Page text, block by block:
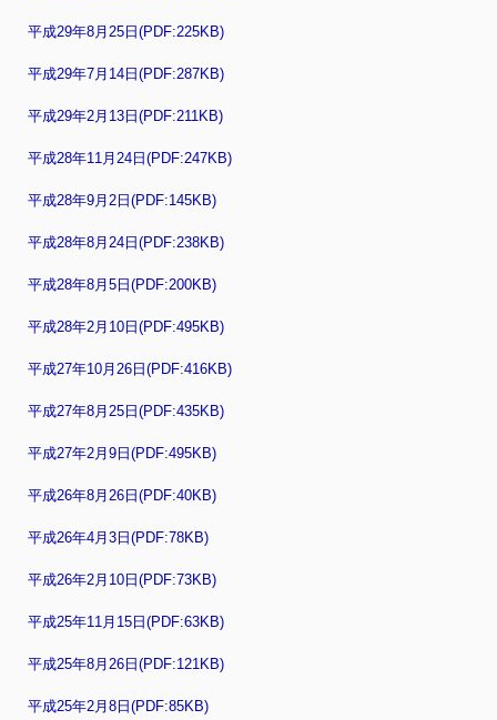
平成29年8月25日(PDF:225KB)
平成29年7月14日(PDF:287KB)
平成29年2月13日(PDF:211KB)
平成28年11月24日(PDF:247KB)
平成28年9月2日(PDF:145KB)
平成28年8月24日(PDF:238KB)
平成28年8月5日(PDF:200KB)
平成28年2月10日(PDF:495KB)
平成27年10月26日(PDF:416KB)
平成27年8月25日(PDF:435KB)
平成27年2月9日(PDF:495KB)
平成26年8月26日(PDF:40KB)
平成26年4月3日(PDF:78KB)
平成26年2月10日(PDF:73KB)
平成25年11月15日(PDF:63KB)
平成25年8月26日(PDF:121KB)
平成25年2月8日(PDF:85KB)